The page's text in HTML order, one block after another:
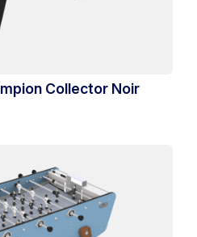
Collector Noir